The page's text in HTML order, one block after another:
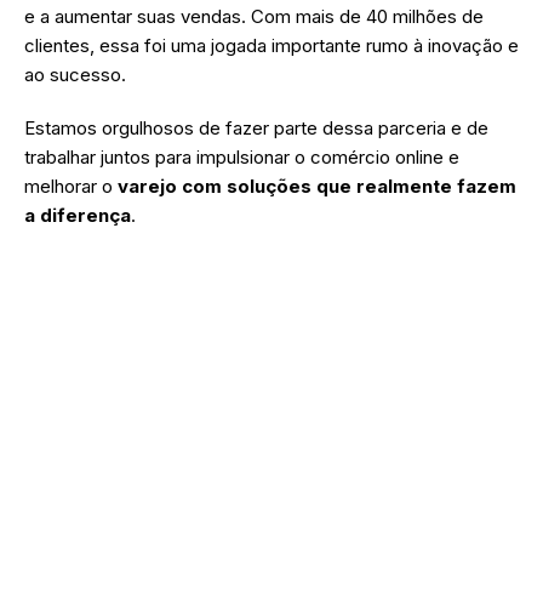
e a aumentar suas vendas. Com mais de 40 milhões de
clientes, essa foi uma jogada importante rumo à inovação e
ao sucesso.
Estamos orgulhosos de fazer parte dessa parceria e de
trabalhar juntos para impulsionar o comércio online e
melhorar o varejo com soluções que realmente fazem
a diferença.